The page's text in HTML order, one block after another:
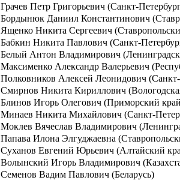
Грачев Петр Григорьевич (Санкт-
Бордынюк Даниил Константинович
Ященко Никита Сергеевич
Бабкин Никита Павлович (Санкт-
Белый Антон Владимирович
Максименко Александр Валерьевич
Полковников Алексей Леонидович
Смирнов Никита Кириллович
Блинов Игорь Олегович (Приморский
Минаев Никита Михайлович (Санкт-
Моклев Вячеслав Владимирович
Папава Илона Элгуджаевна
Суханов Евгений Юрьевич (Алтайский
Волынский Игорь Владимирович
Семенов Вадим Павлович (Беларусь)